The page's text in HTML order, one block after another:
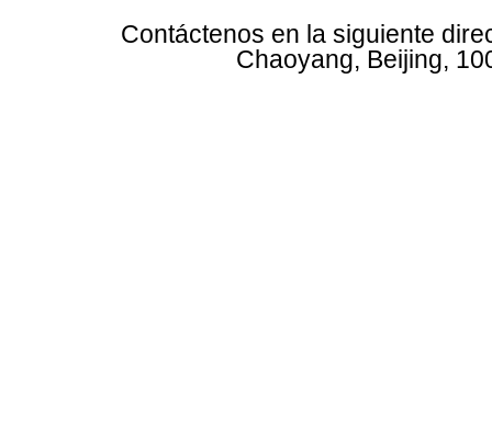
Contáctenos en la siguiente
Chaoyang, Beijing,